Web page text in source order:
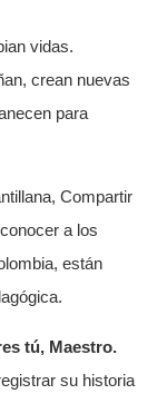
vidas.
crean nuevas
para
Compartir
a los
están
tú, Maestro.
su historia